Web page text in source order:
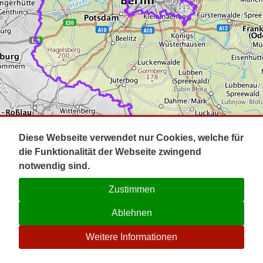
Impressum
Kontakt
☉
Diese Webseite verwendet nur Cookies, welche für
die Funktionalität der Webseite zwingend
notwendig sind.
Zustimmen
Ablehnen
Weitere Informationen